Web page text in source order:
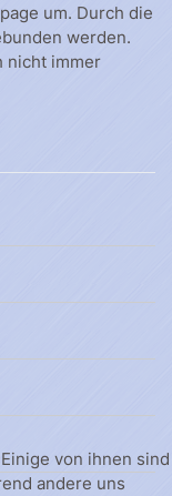
um. Durch die
werden.
nicht immer
von ihnen sind
andere uns